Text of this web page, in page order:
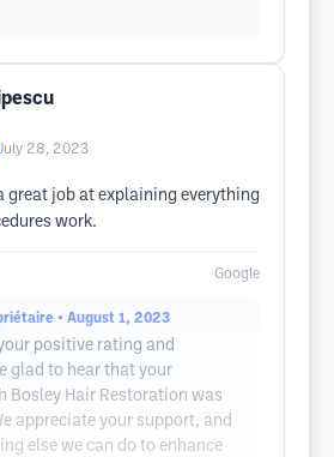
28, 2023
great job at explaining everything
work.
Google
• August 1, 2023
positive rating and
glad to hear that your
Bosley Hair Restoration was
appreciate your support, and
else we can do to enhance